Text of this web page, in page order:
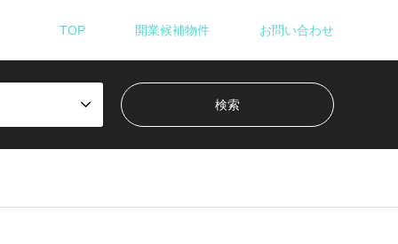
TOP 開業候補物件 お問い合わせ